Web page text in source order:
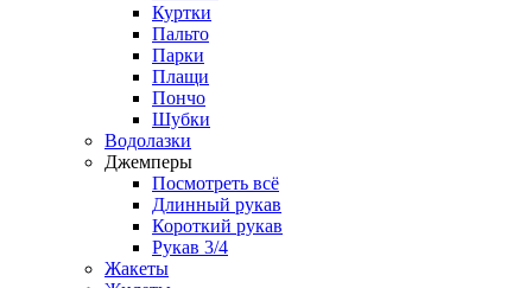
Куртки
Пальто
Парки
Плащи
Пончо
Шубки
Водолазки
Джемперы
Посмотреть всё
Длинный рукав
Короткий рукав
Рукав 3/4
Жакеты